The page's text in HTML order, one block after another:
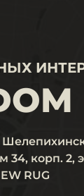
34, корп. 2,
RUG